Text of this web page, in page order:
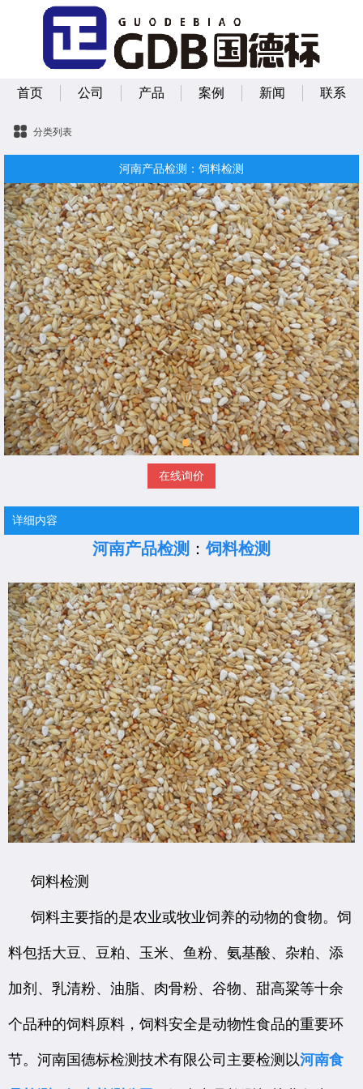
首页 公司 产品 案例 新闻 联系
分类列表
河南产品检测：饲料检测
在线询价
详细内容
河南产品检测 ： 饲料检测
饲料检测
饲料主要指的是农业或牧业饲养的动物的食物。饲
料包括大豆、豆粕、玉米、鱼粉、氨基酸、杂粕、添
加剂、乳清粉、油脂、肉骨粉、谷物、甜高粱等十余
个品种的饲料原料，饲料安全是动物性食品的重要环
节。河南国德标检测技术有限公司主要检测以河南食